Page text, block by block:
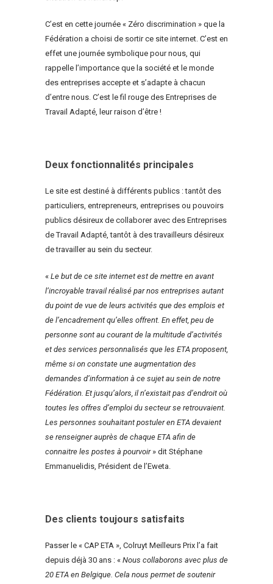
C’est en cette journée « Zéro discrimination » que la
Fédération a choisi de sortir ce site internet. C’est en
effet une journée symbolique pour nous, qui
rappelle l’importance que la société et le monde
des entreprises accepte et s’adapte à chacun
d’entre nous. C’est le fil rouge des Entreprises de
Travail Adapté, leur raison d’être !
Deux fonctionnalités principales
Le site est destiné à différents publics : tantôt des
particuliers, entrepreneurs, entreprises ou pouvoirs
publics désireux de collaborer avec des Entreprises
de Travail Adapté, tantôt à des travailleurs désireux
de travailler au sein du secteur.
« Le but de ce site internet est de mettre en avant
l’incroyable travail réalisé par nos entreprises autant
du point de vue de leurs activités que des emplois et
de l’encadrement qu’elles offrent. En effet, peu de
personne sont au courant de la multitude d’activités
et des services personnalisés que les ETA proposent,
même si on constate une augmentation des
demandes d’information à ce sujet au sein de notre
Fédération. Et jusqu’alors, il n’existait pas d’endroit où
toutes les offres d’emploi du secteur se retrouvaient.
Les personnes souhaitant postuler en ETA devaient
se renseigner auprès de chaque ETA afin de
connaitre les postes à pourvoir» dit Stéphane
Emmanuelidis, Président de l’Eweta.
Des clients toujours satisfaits
Passer le « CAP ETA », Colruyt Meilleurs Prix l’a fait
depuis déjà 30 ans : « Nous collaborons avec plus de
20 ETA en Belgique. Cela nous permet de soutenir